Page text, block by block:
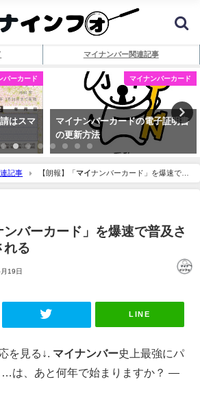
マイナンバー関連記事
バーカード
はスマ
マイナンバーカード
マイナンバーカードの電子証明書
の更新方法
記事 【朗報】「マイナンバーカード」を爆速で普
ンバーカード」を爆速で普及さ
れる
19日
LINE
を見る↓. マイナンバー史上最強にパ
…は、あと何年で始まりますか？ —